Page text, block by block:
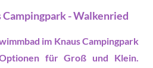
Campingpark - Walkenried
im Knaus Campingpark
für Groß und Klein.